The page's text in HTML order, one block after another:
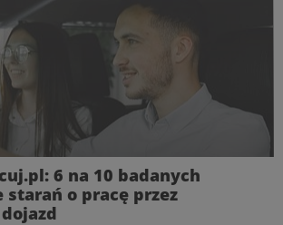
w I połowie 2026
rola AI i nowe standardy
od Pracuj.pl
6 na 10 badanych
starań o pracę przez